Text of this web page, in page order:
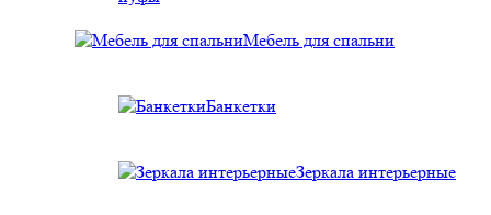
Мебель для спальни
Банкетки
Зеркала интерьерные